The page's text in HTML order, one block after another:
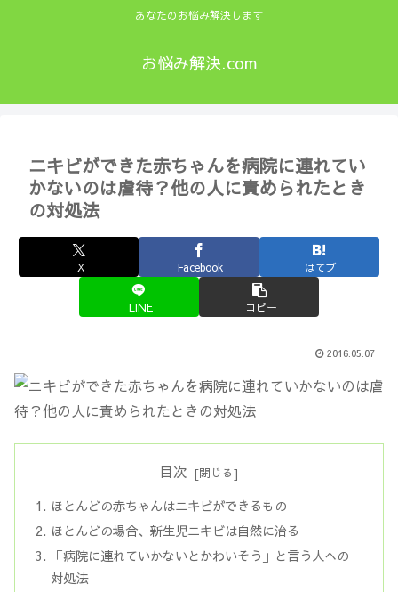
あなたのお悩み解決します
お悩み解決.com
ニキビができた赤ちゃんを病院に連れてい
かないのは虐待？他の人に責められたとき
の対処法
X Facebook はてブ
LINE コピー
2016.05.07
目次
ほとんどの赤ちゃんはニキビができるもの
ほとんどの場合、新生児ニキビは自然に治る
「病院に連れていかないとかわいそう」と言う人への
対処法